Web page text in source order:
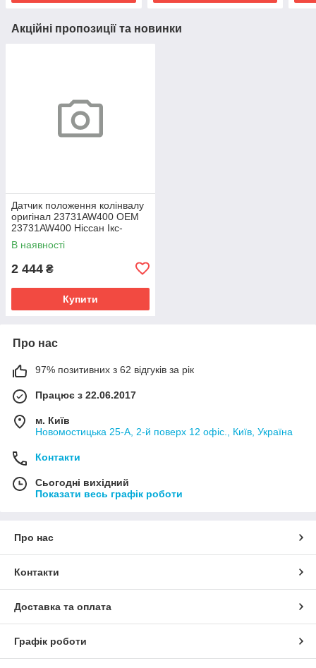
Акційні пропозиції та новинки
Датчик положення колінвалу
оригінал 23731AW400 OEM
23731AW400 Ніссан Ікс-
Трейл 2001-2013
В наявності
2 444 ₴
Купити
Про нас
97% позитивних з 62 відгуків за рік
Працює з 22.06.2017
м. Київ
Новомостицька 25-А, 2-й поверх 12 офіс., Київ, Україна
Контакти
Сьогодні вихідний
Показати весь графік роботи
Про нас
Контакти
Доставка та оплата
Графік роботи